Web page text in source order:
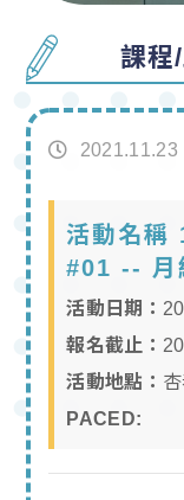
課程
2021.11.23
活動名稱
#01 -- 月
活動日期：
報名截止：
活動地點：
PACED: